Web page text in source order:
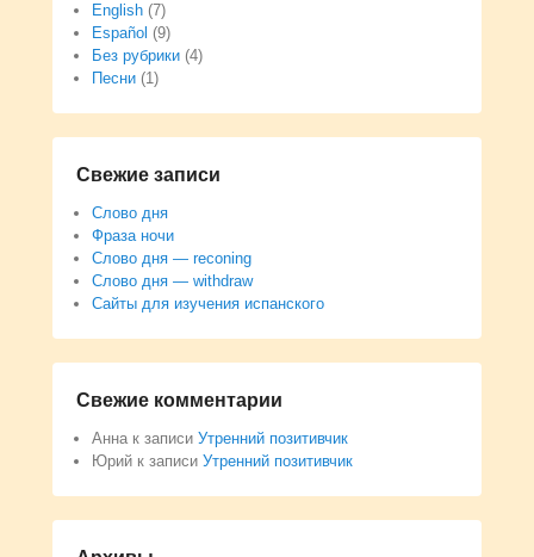
English (7)
Español (9)
Без рубрики (4)
Песни (1)
Свежие записи
Слово дня
Фраза ночи
Слово дня — reconing
Слово дня — withdraw
Сайты для изучения испанского
Свежие комментарии
Анна к записи Утренний позитивчик
Юрий к записи Утренний позитивчик